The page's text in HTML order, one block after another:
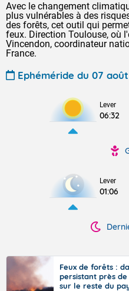
Avec le changement
plus vulnérables à des
des forêts, cet outil qui
feux. Direction Toulouse, où
Vincendon, coordinateur
France.
Ephéméride du 07
Lever
06:32
Lever
01:06
Feux de forêts :
persistant près
sur le reste du